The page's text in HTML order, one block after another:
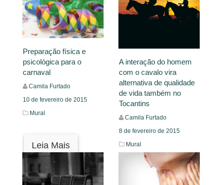
Preparação física e
psicológica para o
carnaval
Camila Furtado
10 de fevereiro de 2015
Mural
Leia Mais
A interação do homem
com o cavalo vira
alternativa de qualidade
de vida também no
Tocantins
Camila Furtado
8 de fevereiro de 2015
Mural
Leia Mais